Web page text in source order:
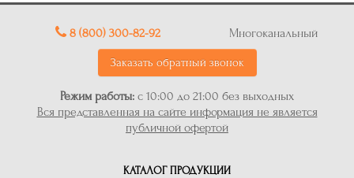
8 (800) 300-82-92 Многоканальный
Заказать обратный звонок
Режим работы: с 10:00 до 21:00 без выходных
Вся представленная на сайте информация не является
публичной офертой
КАТАЛОГ ПРОДУКЦИИ